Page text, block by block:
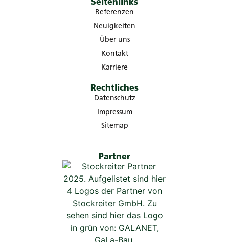
Seitenlinks
Referenzen
Neuigkeiten
Über uns
Kontakt
Karriere
Rechtliches
Datenschutz
Impressum
Sitemap
Partner